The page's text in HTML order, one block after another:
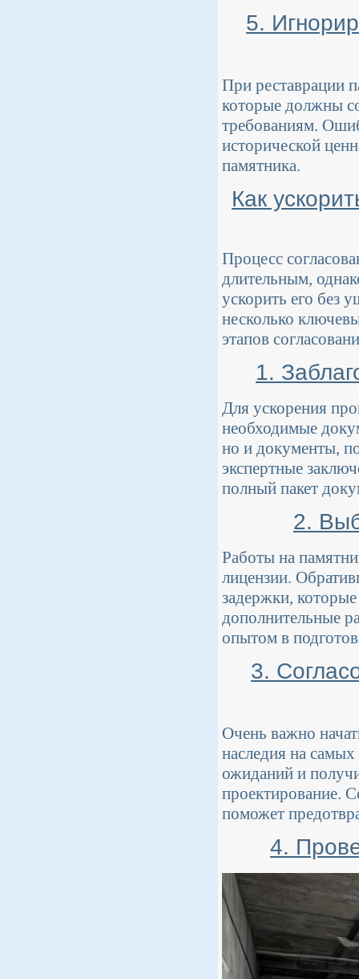
5.
При реставрации
которые должны
требованиям.
исторической
памятника.
Как
Процесс
длительным,
ускорить его без
несколько
этапов
1.
Для ускорения
необходимые
но и документы,
экспертные
полный пакет
2.
Работы на
лицензии.
задержки,
дополнительные
опытом в
3.
Очень важно
наследия на
ожиданий и
проектирование.
поможет
4.